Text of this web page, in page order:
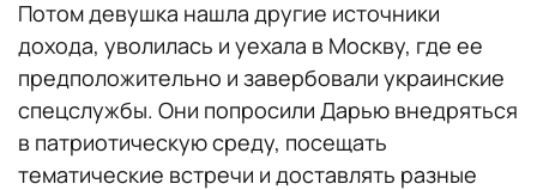
Потом девушка нашла другие источники
дохода, уволилась и уехала в Москву, где ее
предположительно и завербовали украинские
спецслужбы. Они попросили Дарью внедряться
в патриотическую среду, посещать
тематические встречи и доставлять разные